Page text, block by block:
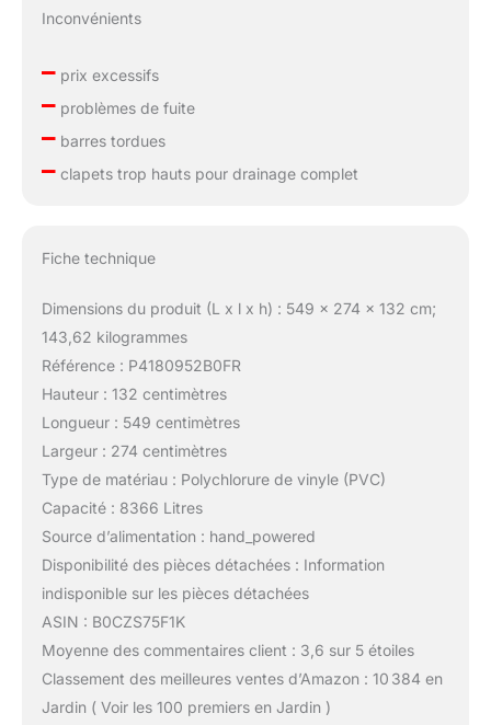
Inconvénients
–prix excessifs
–problèmes de fuite
–barres tordues
–clapets trop hauts pour drainage complet
Fiche technique
Dimensions du produit (L x l x h) : 549 x 274 x 132 cm;
143,62 kilogrammes
Référence : P4180952B0FR
Hauteur : 132 centimètres
Longueur : 549 centimètres
Largeur : 274 centimètres
Type de matériau : Polychlorure de vinyle (PVC)
Capacité : 8366 Litres
Source d’alimentation : hand_powered
Disponibilité des pièces détachées : Information
indisponible sur les pièces détachées
ASIN : B0CZS75F1K
Moyenne des commentaires client : 3,6 sur 5 étoiles
Classement des meilleures ventes d’Amazon : 10 384 en
Jardin ( Voir les 100 premiers en Jardin )